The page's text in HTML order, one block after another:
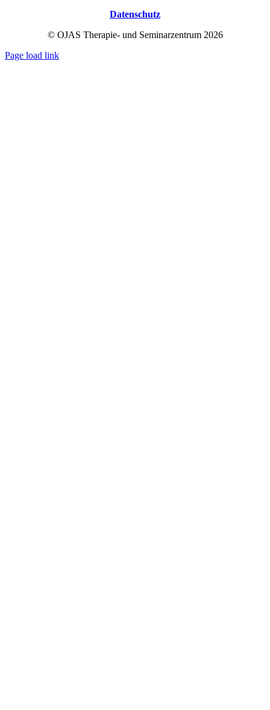
Datenschutz
© OJAS Therapie- und Seminarzentrum 2026
Page load link